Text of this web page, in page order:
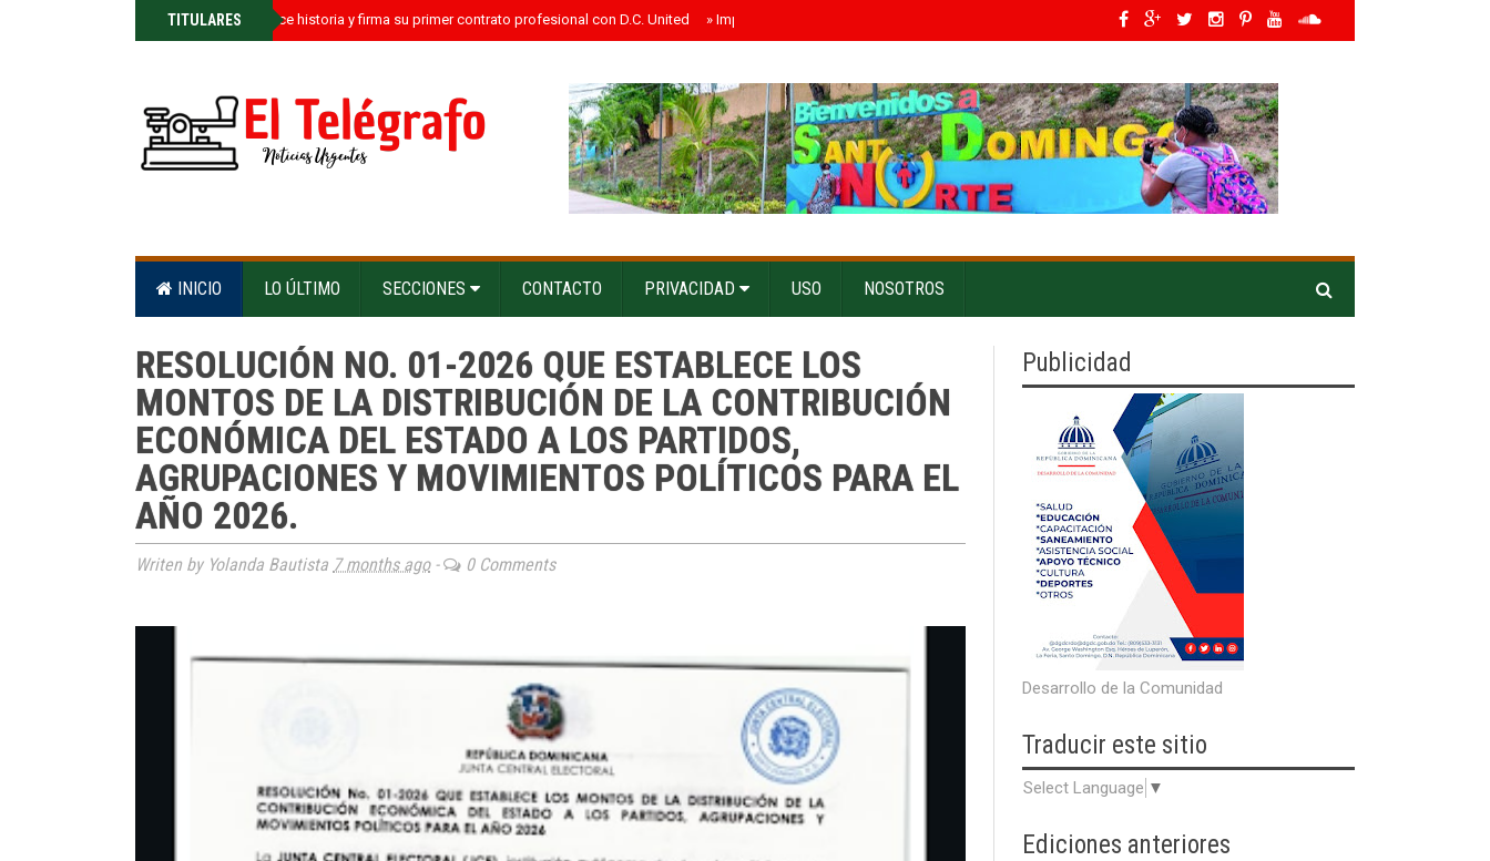
TITULARES
»Kamil Castillo hace historia y firma su primer contrato profesional con D.C. United » Impacto electoral probable de los influencers en Latino América* »IDOPPRIL orienta a asistentes en Expo Vega 2026
INICIO LO ÚLTIMO SECCIONES CONTACTO PRIVACIDAD USO NOSOTROS
RESOLUCIÓN NO. 01-2026 QUE ESTABLECE LOS
MONTOS DE LA DISTRIBUCIÓN DE LA CONTRIBUCIÓN
ECONÓMICA DEL ESTADO A LOS PARTIDOS,
AGRUPACIONES Y MOVIMIENTOS POLÍTICOS PARA EL
AÑO 2026.
Writen by Yolanda Bautista 7 months ago- 0 Comments
Publicidad
Desarrollo de la Comunidad
Traducir este sitio
Select Language ▼
Ediciones anteriores